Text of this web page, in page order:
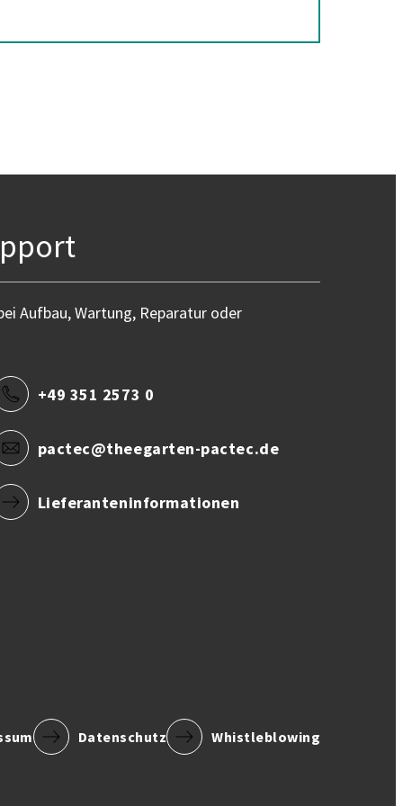
Aufbau, Wartung, Reparatur oder
+49 351 2573 0
pactec@theegarten-pactec.de
Lieferanteninformationen
Datenschutz Whistleblowing